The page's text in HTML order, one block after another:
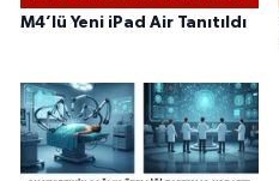
M4’lü Yeni iPad Air Tanıtıldı